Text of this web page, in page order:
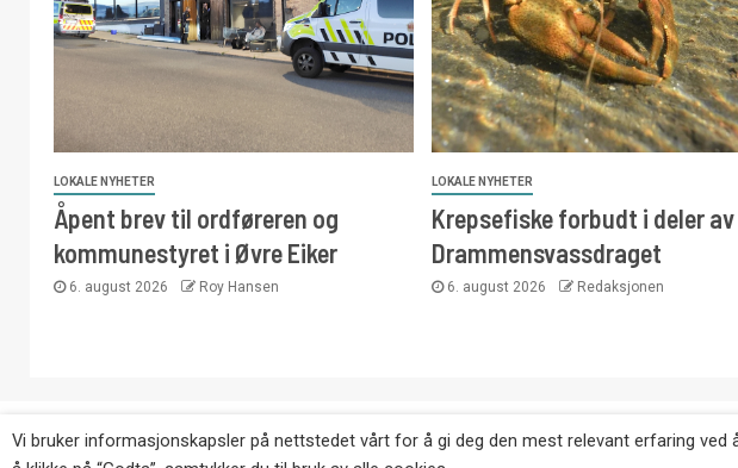
LOKALE NYHETER
Åpent brev til ordføreren og
kommunestyret i Øvre Eiker
6. august 2026 Roy Hansen
LOKALE NYHETER
Krepsefiske forbudt i deler av
Drammensvassdraget
6. august 2026 Redaksjonen
Copyright © Eikernytt.no utgis av Roy’s Pressetjeneste. Kopiering av tekst,
Vi bruker informasjonskapsler på nettstedet vårt for å gi deg den mest relevant erfaring ved